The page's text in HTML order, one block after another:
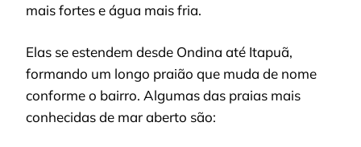
mais fortes e água mais fria.
Elas se estendem desde Ondina até Itapuã,
formando um longo praião que muda de nome
conforme o bairro. Algumas das praias mais
conhecidas de mar aberto são: